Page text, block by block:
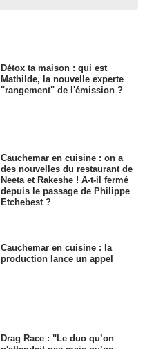
Détox ta maison : qui est
Mathilde, la nouvelle experte
"rangement" de l'émission ?
Cauchemar en cuisine : on a
des nouvelles du restaurant de
Neeta et Rakeshe ! A-t-il fermé
depuis le passage de Philippe
Etchebest ?
Cauchemar en cuisine : la
production lance un appel
Drag Race : "Le duo qu’on